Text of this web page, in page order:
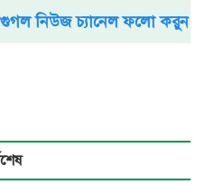
নিউজ চ্যানেল ফলো করুন